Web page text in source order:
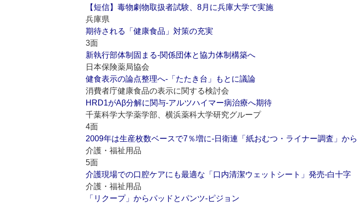
【短信】毒物劇物取扱者試験、8月に兵庫大学で実施
兵庫県
期待される「健康食品」対策の充実
3面
新執行部体制固まる‐関係団体と協力体制構築へ
日本保険薬局協会
健食表示の論点整理へ‐「たたき台」もとに議論
消費者庁健康食品の表示に関する検討会
HRD1がAβ分解に関与‐アルツハイマー病治療へ期待
千葉科学大学薬学部、横浜薬科大学研究グループ
4面
2009年は生産枚数ベースで7％増に‐日衛連「紙おむつ・ライナー調査」から
介護・福祉用品
5面
介護現場での口腔ケアにも最適な「口内清潔ウェットシート」発売‐白十字
介護・福祉用品
「リクープ」からパッドとパンツ‐ピジョン